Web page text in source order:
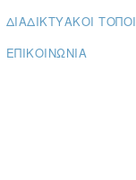
ΔΙΑΔΙΚΤΥΑΚΟΊ ΤΌΠΟΙ
ΕΠΙΚΟΙΝΩΝΊΑ